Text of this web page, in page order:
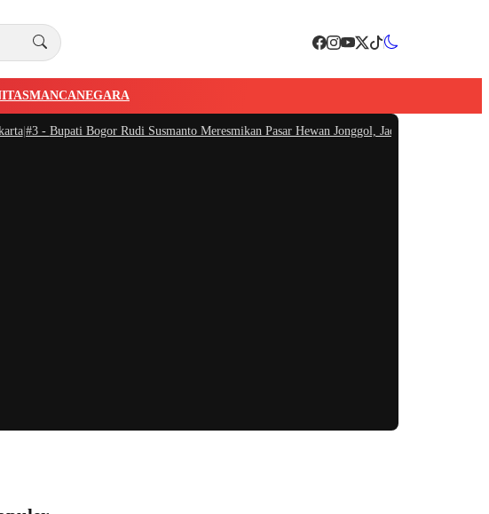
MANCANEGARA
Bupati Bogor Rudi Susmanto Meresmikan Pasar Hewan Jonggol, Jadi Pasar Hewan Terbesar di